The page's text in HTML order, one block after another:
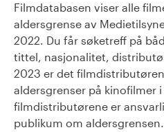
Filmdatabasen viser alle
aldersgrense av
2022. Du får søketreff på
tittel, nasjonalitet,
2023 er det
aldersgrenser på kinofilmer
filmdistributørene er
publikum om